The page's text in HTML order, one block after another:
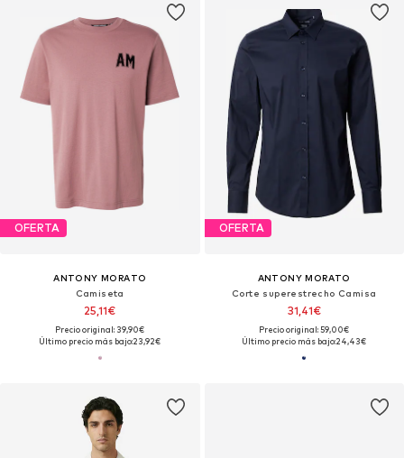
OFERTA
ANTONY MORATO
Camiseta
25,11€
Precio original: 39,90€
Último precio más bajo:23,92€
OFERTA
ANTONY MORATO
Corte superestrecho Camisa
31,41€
Precio original: 59,00€
Último precio más bajo:24,43€